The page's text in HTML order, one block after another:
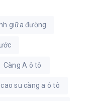
giữa đường
Càng A ô tô
cao su càng a ô tô